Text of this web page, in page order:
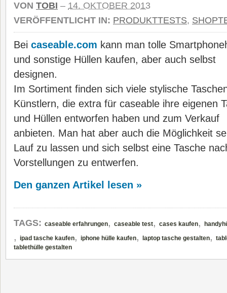
VON TOBI – 14. OKTOBER 2013
VERÖFFENTLICHT IN: PRODUKTTESTS,
Bei caseable.com kann man tolle
und sonstige Hüllen kaufen, aber auch selbst
designen.
Im Sortiment finden sich viele stylische
Künstlern, die extra für caseable ihre eigenen
und Hüllen entworfen haben und zum Verkauf
anbieten. Man hat aber auch die Möglichkeit
Lauf zu lassen und sich selbst eine Tasche
Vorstellungen zu entwerfen.
Den ganzen Artikel lesen »
TAGS: caseable erfahrungen, caseable test, cases kaufen,
, ipad tasche kaufen, iphone hülle kaufen, laptop tasche gestalten,
tablethülle gestalten